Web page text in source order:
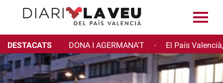
DESTACATS DONA I AGERMANA'T · El País